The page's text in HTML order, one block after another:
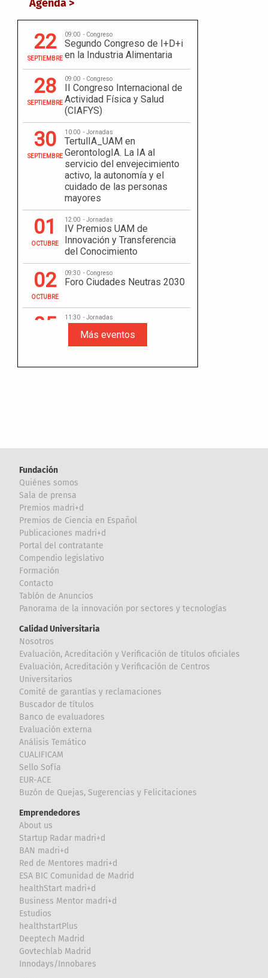
Agenda >
Fundación
Quiénes somos
Sala de prensa
Premios madri+d
Premios de Ciencia en Español
Publicaciones madri+d
Portal del contratante
Compendio legislativo
Formación
Contacto
Tablón de Anuncios
Panorama de la innovación por sectores y tecnologías
Calidad Universitaria
Nosotros
Evaluación, Acreditación y Verificación de títulos oficiales
Evaluación, Acreditación y Verificación de Centros
Universitarios
Comité de garantías y reclamaciones
Buscador de títulos
Banco de evaluadores
Evaluación externa
Análisis Temático
CUALIFICAM
Sello Sofía
EUR-ACE
Buzón de Quejas, Sugerencias y Felicitaciones
Emprendedores
About us
Startup Radar madri+d
BAN madri+d
Red de Mentores madri+d
ESA BIC Comunidad de Madrid
healthStart madri+d
Business Mentor madri+d
Estudios
healthstartPlus
Deeptech Madrid
Govtechlab Madrid
Innodays/Innobares